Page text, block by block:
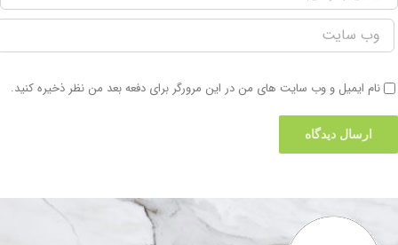
نام ایمیل و وب سایت های من در این مرورگر برای دفعه بعد من نظر ذخیره کنید.